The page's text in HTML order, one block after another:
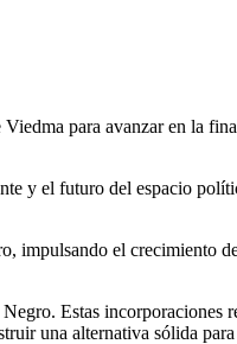
para avanzar en la
y el futuro del espacio
impulsando el crecimiento
Estas incorporaciones
una alternativa sólida